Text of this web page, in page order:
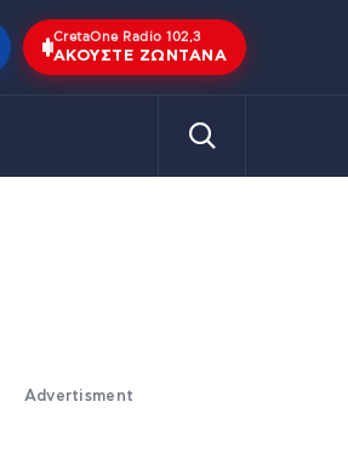
CretaOne Radio 102,3
ΑΚΟΎΣΤΕ ΖΩΝΤΑΝΆ
Advertisment